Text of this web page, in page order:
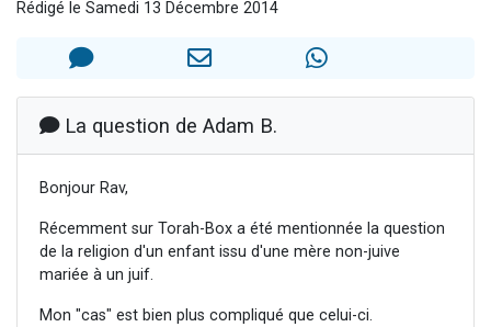
Il reste 49 places pour étudier en groupe sur Zoom
12 nouvelles musiques dans Torah-Box Music
2 personnes viennent de nous rejoindre sur WhatsApp
Rédigé le Samedi 13 Décembre 2014
La question de Adam B.
Bonjour Rav,
Récemment sur Torah-Box a été mentionnée la question
de la religion d'un enfant issu d'une mère non-juive
mariée à un juif.
Mon "cas" est bien plus compliqué que celui-ci.